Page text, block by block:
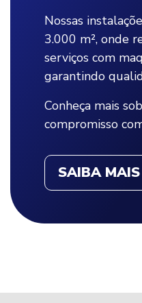
Nossas
3.000 m², onde
serviços com
garantindo
Conheça mais
compromisso
SAIBA MAIS